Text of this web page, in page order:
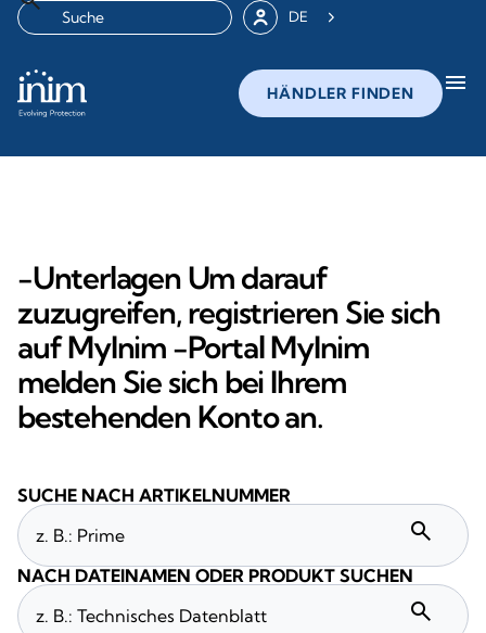
DE
HÄNDLER FINDEN menu
-Unterlagen Um darauf
zuzugreifen, registrieren Sie sich
auf MyInim -Portal MyInim
melden Sie sich bei Ihrem
bestehenden Konto an.
SUCHE NACH ARTIKELNUMMER
search
NACH DATEINAMEN ODER PRODUKT SUCHEN
search